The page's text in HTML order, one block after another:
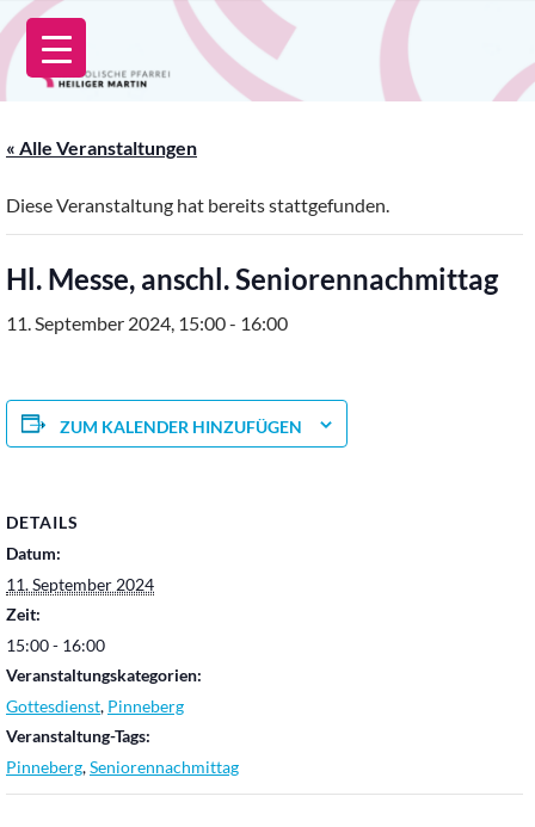
Zum
Inhalt
springen
« Alle Veranstaltungen
Diese Veranstaltung hat bereits stattgefunden.
Hl. Messe, anschl. Seniorennachmittag
11. September 2024, 15:00- 16:00
ZUM KALENDER HINZUFÜGEN
DETAILS
Datum:
11. September 2024
Zeit:
15:00 - 16:00
Veranstaltungskategorien:
Gottesdienst, Pinneberg
Veranstaltung-Tags:
Pinneberg,Seniorennachmittag